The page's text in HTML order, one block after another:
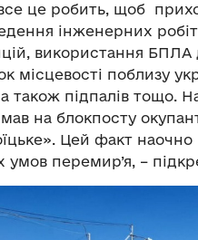
все це робить, щоб
інженерних
використання БПЛА
місцевості поблизу
також підпалів тощо.
на блокпосту
Цей факт
умов перемир’я, –